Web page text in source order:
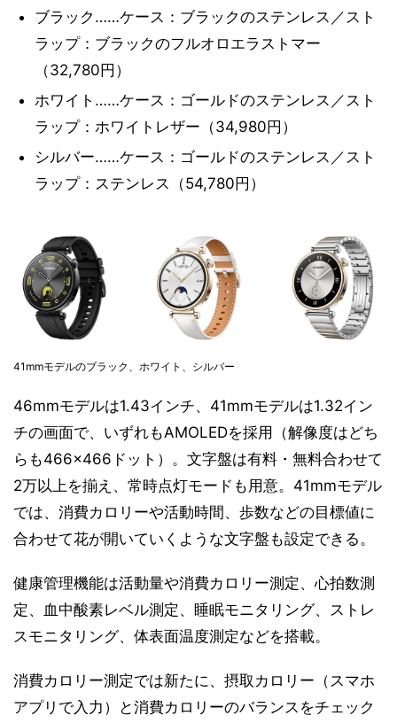
ブラック……ケース：ブラックのステンレス／スト
ラップ：ブラックのフルオロエラストマー
（32,780円）
ホワイト……ケース：ゴールドのステンレス／スト
ラップ：ホワイトレザー（34,980円）
シルバー……ケース：ゴールドのステンレス／スト
ラップ：ステンレス（54,780円）
41mmモデルのブラック、ホワイト、シルバー
46mmモデルは1.43インチ、41mmモデルは1.32イン
チの画面で、いずれもAMOLEDを採用（解像度はどち
らも466×466ドット）。文字盤は有料・無料合わせて
2万以上を揃え、常時点灯モードも用意。41mmモデル
では、消費カロリーや活動時間、歩数などの目標値に
合わせて花が開いていくような文字盤も設定できる。
健康管理機能は活動量や消費カロリー測定、心拍数測
定、血中酸素レベル測定、睡眠モニタリング、ストレ
スモニタリング、体表面温度測定などを搭載。
消費カロリー測定では新たに、摂取カロリー（スマホ
アプリで入力）と消費カロリーのバランスをチェック